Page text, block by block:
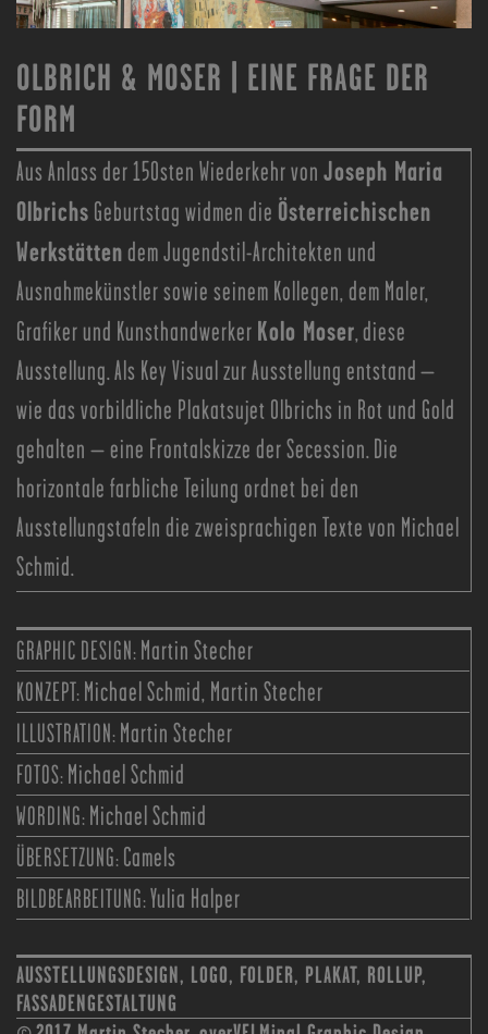
OLBRICH & MOSER | EINE FRAGE DER
FORM
Aus Anlass der 150sten Wiederkehr von Joseph Maria
Olbrichs Geburtstag widmen die Österreichischen
Werkstätten dem Jugendstil-Architekten und
Ausnahmekünstler sowie seinem Kollegen, dem Maler,
Grafiker und Kunsthandwerker Kolo Moser, diese
Ausstellung. Als Key Visual zur Ausstellung entstand –
wie das vorbildliche Plakatsujet Olbrichs in Rot und Gold
gehalten – eine Frontalskizze der Secession. Die
horizontale farbliche Teilung ordnet bei den
Ausstellungstafeln die zweisprachigen Texte von Michael
Schmid.
GRAPHIC DESIGN: Martin Stecher
KONZEPT: Michael Schmid, Martin Stecher
ILLUSTRATION: Martin Stecher
FOTOS: Michael Schmid
WORDING: Michael Schmid
ÜBERSETZUNG:Camels
BILDBEARBEITUNG:Yulia Halper
AUSSTELLUNGSDESIGN, LOGO, FOLDER, PLAKAT, ROLLUP,
FASSADENGESTALTUNG